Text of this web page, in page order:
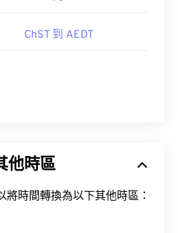
ChST 到 AEDT
他時區
將時間轉換為以下其他時區：